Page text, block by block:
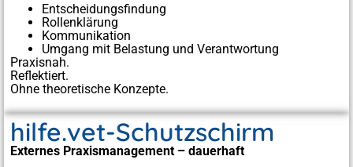
Entscheidungsfindung
Rollenklärung
Kommunikation
Umgang mit Belastung und Verantwortung
Praxisnah.
Reflektiert.
Ohne theoretische Konzepte.
hilfe.vet-Schutzschirm
Externes Praxismanagement – dauerhaft